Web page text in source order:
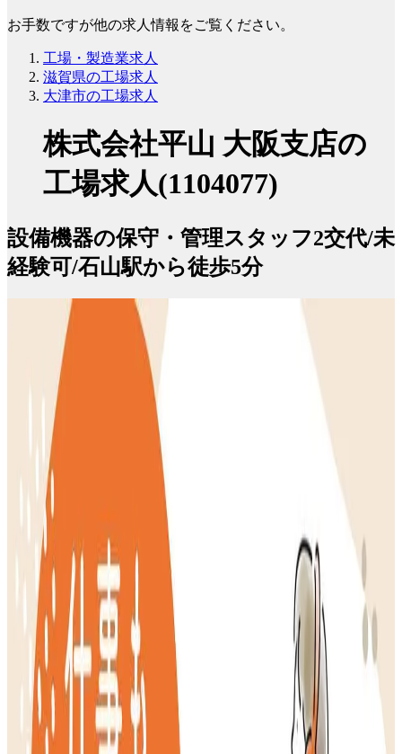
お手数ですが他の求人情報をご覧ください。
工場・製造業求人
滋賀県の工場求人
大津市の工場求人
株式会社平山 大阪支店の
工場求人(1104077)
設備機器の保守・管理スタッフ2交代/未
経験可/石山駅から徒歩5分